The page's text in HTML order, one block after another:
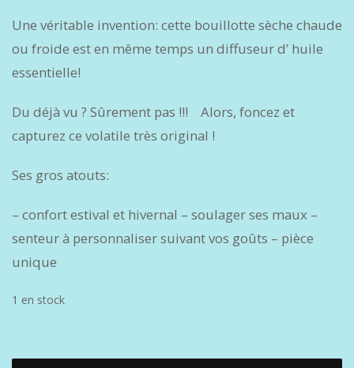
Une véritable invention: cette bouillotte sèche chaude
ou froide est en même temps un diffuseur d’ huile
essentielle!
Du déjà vu ? Sûrement pas !!! Alors, foncez et
capturez ce volatile très original !
Ses gros atouts:
– confort estival et hivernal – soulager ses maux –
senteur à personnaliser suivant vos goûts – pièce
unique
1 en stock